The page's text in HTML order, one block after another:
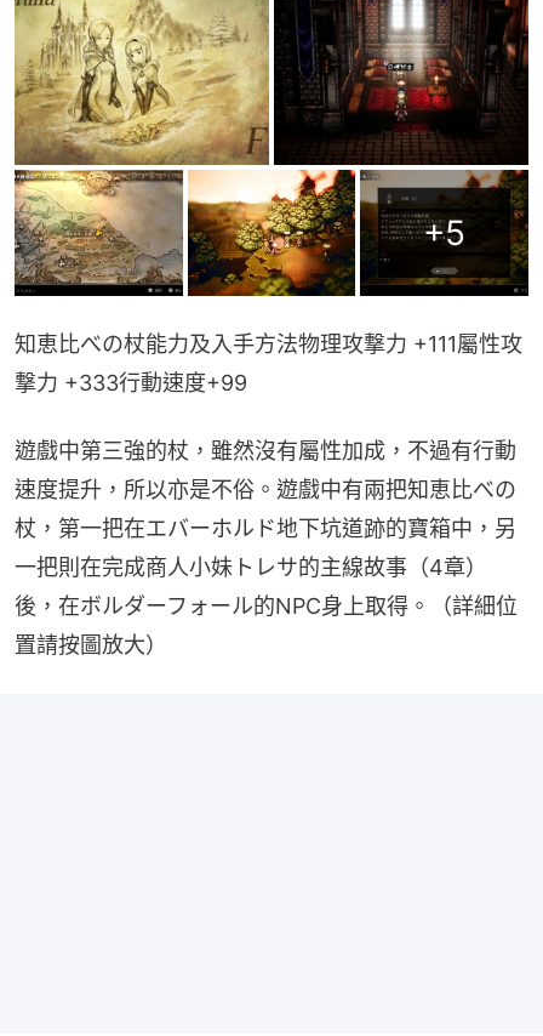
+5
知恵比べの杖能力及入手方法物理攻撃力 +111屬性攻
撃力 +333行動速度+99
遊戲中第三強的杖，雖然沒有屬性加成，不過有行動
速度提升，所以亦是不俗。遊戲中有兩把知恵比べの
杖，第一把在エバーホルド地下坑道跡的寶箱中，另
一把則在完成商人小妹トレサ的主線故事（4章）
後，在ボルダーフォール的NPC身上取得。（詳細位
置請按圖放大）